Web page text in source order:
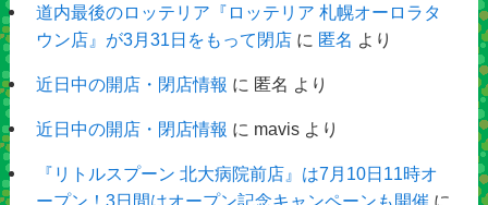
道内最後のロッテリア『ロッテリア 札幌オーロラタ
ウン店』が3月31日をもって閉店に 匿名 より
近日中の開店・閉店情報 に 匿名 より
近日中の開店・閉店情報 に mavisより
『リトルスプーン 北大病院前店』は7月10日11時オ